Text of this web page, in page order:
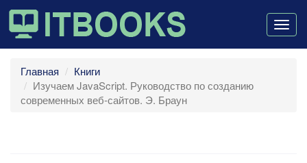
Главная
Книги
Изучаем JavaScript. Руководство по созданию
современных веб-сайтов. Э. Браун